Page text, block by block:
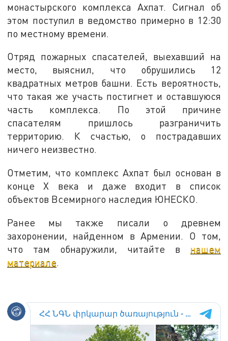
монастырского комплекса Ахпат. Сигнал об
этом поступил в ведомство примерно в 12:30
по местному времени.
Отряд пожарных спасателей, выехавший на
место, выяснил, что обрушились 12
квадратных метров башни. Есть вероятность,
что такая же участь постигнет и оставшуюся
часть комплекса. По этой причине
спасателям пришлось разграничить
территорию. К счастью, о пострадавших
ничего неизвестно.
Отметим, что комплекс Ахпат был основан в
конце X века и даже входит в список
объектов Всемирного наследия ЮНЕСКО.
Ранее мы также писали о древнем
захоронении, найденном в Армении. О том,
что там обнаружили, читайте в нашем
материале.